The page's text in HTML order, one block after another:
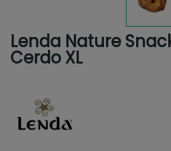
Lenda Nature
Cerdo XL